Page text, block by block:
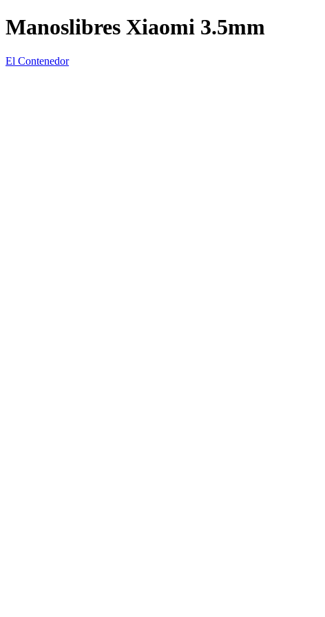
Manoslibres Xiaomi 3.5mm
El Contenedor